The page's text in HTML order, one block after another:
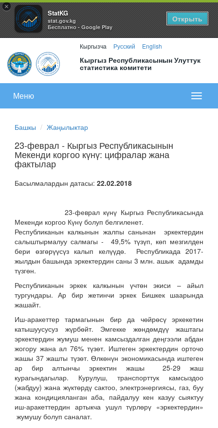
×
StatKG
stat.gov.kg
Бесплатно - Google Play
Открыть
Кыргызча Русский English
Кыргыз Республикасынын Улуттук
статистика комитети
меню
Меню
Башкы Жаңылыктар
23-феврал - Кыргыз Республикасынын
Мекенди коргоо күнү: цифралар жана
фактылар
Басылмалардын датасы: 22.02.2018
23-феврал күнү Кыргыз Республикасында
Мекенди коргоо Күнү болуп белгиленет.
Республиканын калкынын жалпы санынан эркектердин
салыштырмалуу салмагы - 49,5% түзүп, көп мезгилден
бери өзгөрүүсүз калып келүүдө. Республикада 2017-
жылдын башында эркектердин саны 3 млн. ашык адамды
түзгөн.
Республиканын эркек калкынын үчтөн экиси – айыл
тургундары. Ар бир жетинчи эркек Бишкек шаарында
жашайт.
Иш-аракеттер тармагынын бир да чөйрөсү эркекетин
катышуусусуз жүрбөйт. Эмгекке жөндөмдүү жаштагы
эркектердин жумуш менен камсыздалган деңгээли абдан
жогору жана ал 76% түзөт. Иштеген эркектердин орточо
жашы 37 жашты түзөт. Өлкөнүн экономикасында иштеген
ар бир алтынчы эркектин жашы 25-29 жаш
курагындагылар. Курулуш, транспорттук камсыздоо
(жабдуу) жана жүктөрдү сактоо, электрэнергиясы, газ, буу
жана кондицияланган аба, пайдалуу кен казуу сыяктуу
иш-аракеттердин артыкча ушул түрлөрү «эркектердин»
жумушу болуп саналат.